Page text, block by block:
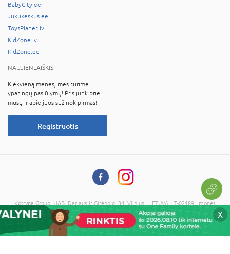
X
BabyCity.ee
Jukukeskus.ee
ToysPlanet.lv
KidZone.lv
KidZone.ee
NAUJIENLAIŠKIS
Kiekvieną mėnesį mes turime
ypatingų pasiūlymų! Prisijunk prie
mūsų ir apie juos sužinok pirmas!
Registruotis
Kotryna Group, UAB , Dariaus ir Girėno g. 34, Vilnius, LIETUVA, LT-02189, Įmonės
kodas: 121673734, PVM kodas: LT216737314
© 2026 Visos teisės saugomos. Kopijuoti informaciją be administracijos sutikimo
draudžiama